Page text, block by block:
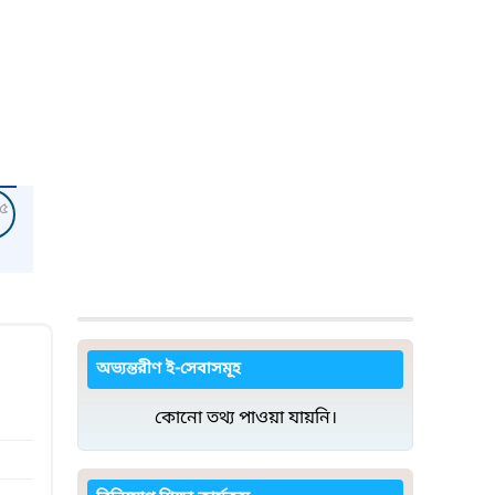
অভ্যন্তরীণ ই-সেবাসমূহ
কোনো তথ্য পাওয়া যায়নি।